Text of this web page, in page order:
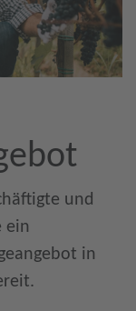
und
ein
in